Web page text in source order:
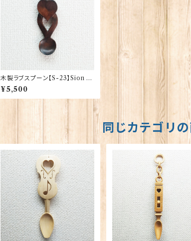
木製ラブスプーン【S-23】Sion Ll
ewellyn 40125
¥5,500
同じカテゴリ